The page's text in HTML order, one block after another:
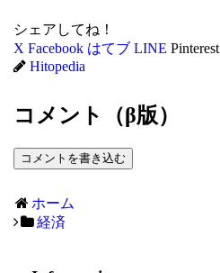
シェアしてね！
X Facebook はてブ LINE Pinterest
Hitopedia
コメント（β版）
コメントを書き込む
ホーム
経済